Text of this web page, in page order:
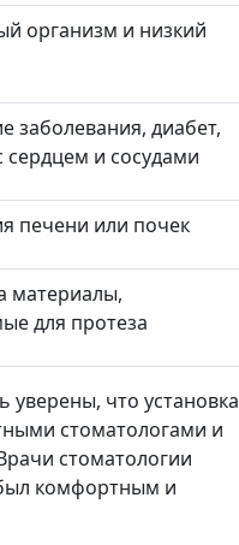
организм и низкий
заболевания, диабет,
и сосудами
печени или почек
материалы,
для протеза
что установка
стоматологами и
стоматологии
комфортным и